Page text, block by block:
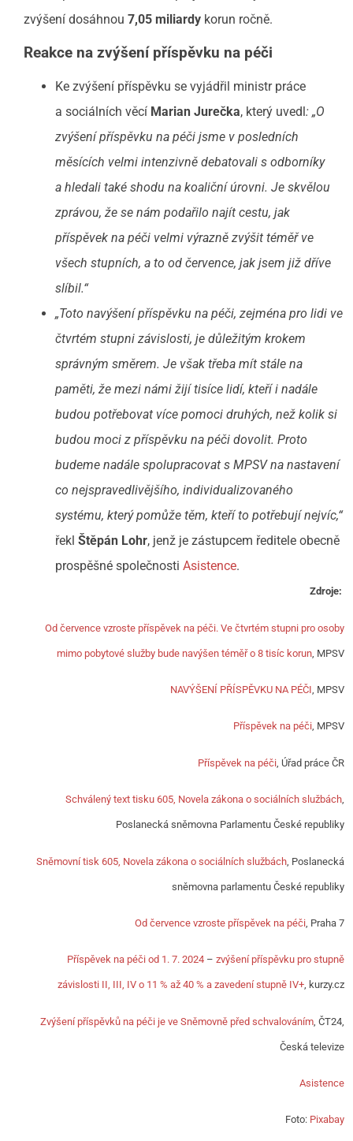
zvýšení dosáhnou 7,05 miliardy korun ročně.
Reakce na zvýšení příspěvku na péči
Ke zvýšení příspěvku se vyjádřil ministr práce
a sociálních věcí Marian Jurečka, který uvedl : „O
zvýšení příspěvku na péči jsme v posledních
měsících velmi intenzivně debatovali s odborníky
a hledali také shodu na koaliční úrovni. Je skvělou
zprávou, že se nám podařilo najít cestu, jak
příspěvek na péči velmi výrazně zvýšit téměř ve
všech stupních, a to od července, jak jsem již dříve
slíbil.“
„Toto navýšení příspěvku na péči, zejména pro lidi ve
čtvrtém stupni závislosti, je důležitým krokem
správným směrem. Je však třeba mít stále na
paměti, že mezi námi žijí tisíce lidí, kteří i nadále
budou potřebovat více pomoci druhých, než kolik si
budou moci z příspěvku na péči dovolit. Proto
budeme nadále spolupracovat s MPSV na nastavení
co nejspravedlivějšího, individualizovaného
systému, který pomůže těm, kteří to potřebují nejvíc,“
řekl Štěpán Lohr, jenž je zástupcem ředitele obecně
prospěšné společnosti Asistence.
Zdroje:
Od července vzroste příspěvek na péči. Ve čtvrtém stupni pro osoby
mimo pobytové služby bude navýšen téměř o 8 tisíc korun , MPSV
NAVÝŠENÍ PŘÍSPĚVKU NA PÉČI , MPSV
Příspěvek na péči, MPSV
Příspěvek na péči , Úřad práce ČR
Schválený text tisku 605, Novela zákona o sociálních službách,
Poslanecká sněmovna Parlamentu České republiky
Sněmovní tisk 605, Novela zákona o sociálních službách , Poslanecká
sněmovna parlamentu České republiky
Od července vzroste příspěvek na péči , Praha 7
Příspěvek na péči od 1. 7. 2024 – zvýšení příspěvku pro stupně
závislosti II, III, IV o 11 % až 40 % a zavedení stupně IV+, kurzy.cz
Zvýšení příspěvků na péči je ve Sněmovně před schvalováním , ČT24,
Česká televize
Asistence
Foto: Pixabay